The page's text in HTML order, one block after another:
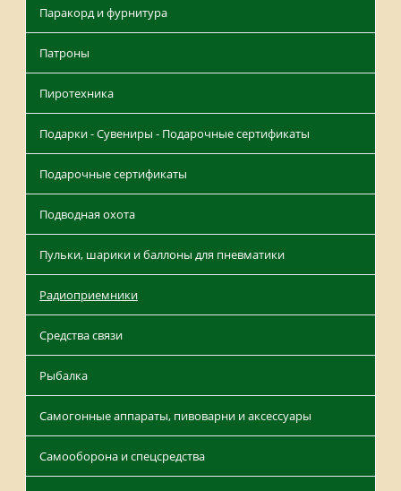
Паракорд и фурнитура
Патроны
Пиротехника
Подарки - Сувениры - Подарочные сертификаты
Подарочные сертификаты
Подводная охота
Пульки, шарики и баллоны для пневматики
Радиоприемники
Средства связи
Рыбалка
Самогонные аппараты, пивоварни и аксессуары
Самооборона и спецсредства